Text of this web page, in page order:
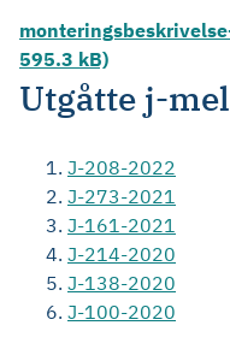
595.3 kB)
Utgåtte j-
J-208-2022
J-273-2021
J-161-2021
J-214-2020
J-138-2020
J-100-2020